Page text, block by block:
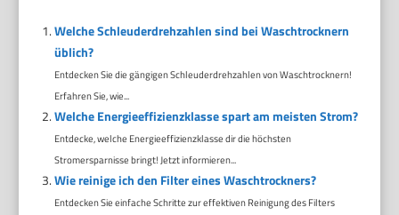
Welche Schleuderdrehzahlen sind bei Waschtrocknern
üblich?
Entdecken Sie die gängigen Schleuderdrehzahlen von Waschtrocknern!
Erfahren Sie, wie...
Welche Energieeffizienzklasse spart am meisten Strom?
Entdecke, welche Energieeffizienzklasse dir die höchsten
Stromersparnisse bringt! Jetzt informieren...
Wie reinige ich den Filter eines Waschtrockners?
Entdecken Sie einfache Schritte zur effektiven Reinigung des Filters